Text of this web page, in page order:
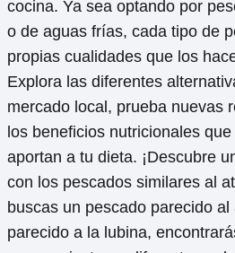
cocina. Ya sea optando por
o de aguas frías, cada tipo de
propias cualidades que los
Explora las diferentes
mercado local, prueba nuevas
los beneficios nutricionales
aportan a tu dieta. ¡Descubre
con los pescados similares al
buscas un pescado parecido
parecido a la lubina,